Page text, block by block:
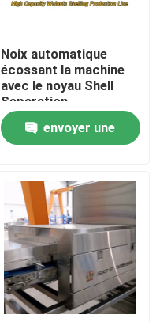
Noix automatique
écossant la machine
avec le noyau Shell
Separation
envoyer une